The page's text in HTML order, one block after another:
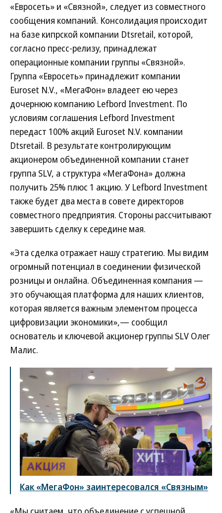
«Евросеть» и «Связной», следует из совместного
сообщения компаний. Консолидация происходит
на базе кипрской компании Dtsretail, которой,
согласно пресс-релизу, принадлежат
операционные компании группы «Связной».
Группа «Евросеть» принадлежит компании
Euroset N.V., «МегаФон» владеет ею через
дочернюю компанию Lefbord Investment. По
условиям соглашения Lefbord Investment
передаст 100% акций Euroset N.V. компании
Dtsretail. В результате контролирующим
акционером объединенной компании станет
группа SLV, а структура «МегаФона» должна
получить 25% плюс 1 акцию. У Lefbord Investment
также будет два места в совете директоров
совместного предприятия. Стороны рассчитывают
завершить сделку к середине мая.
«Эта сделка отражает нашу стратегию. Мы видим
огромный потенциал в соединении физической
розницы и онлайна. Объединенная компания —
это обучающая платформа для наших клиентов,
которая является важным элементом процесса
цифровизации экономики»,— сообщил
основатель и ключевой акционер группы SLV Олег
Малис.
Как «МегаФон» заинтересовался «Связным»